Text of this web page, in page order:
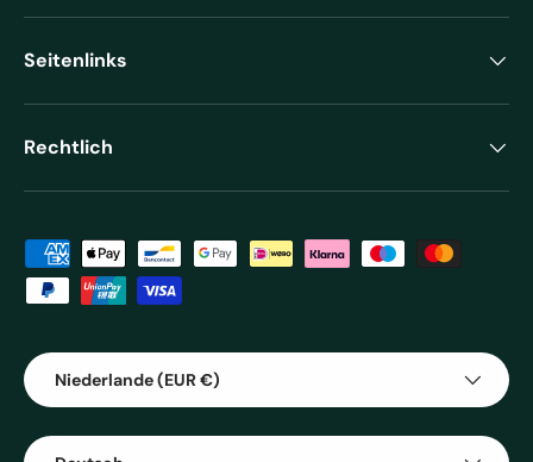
Seitenlinks
Rechtlich
Zahlungsmethoden
Land/Region
Niederlande (EUR €)
Sprache